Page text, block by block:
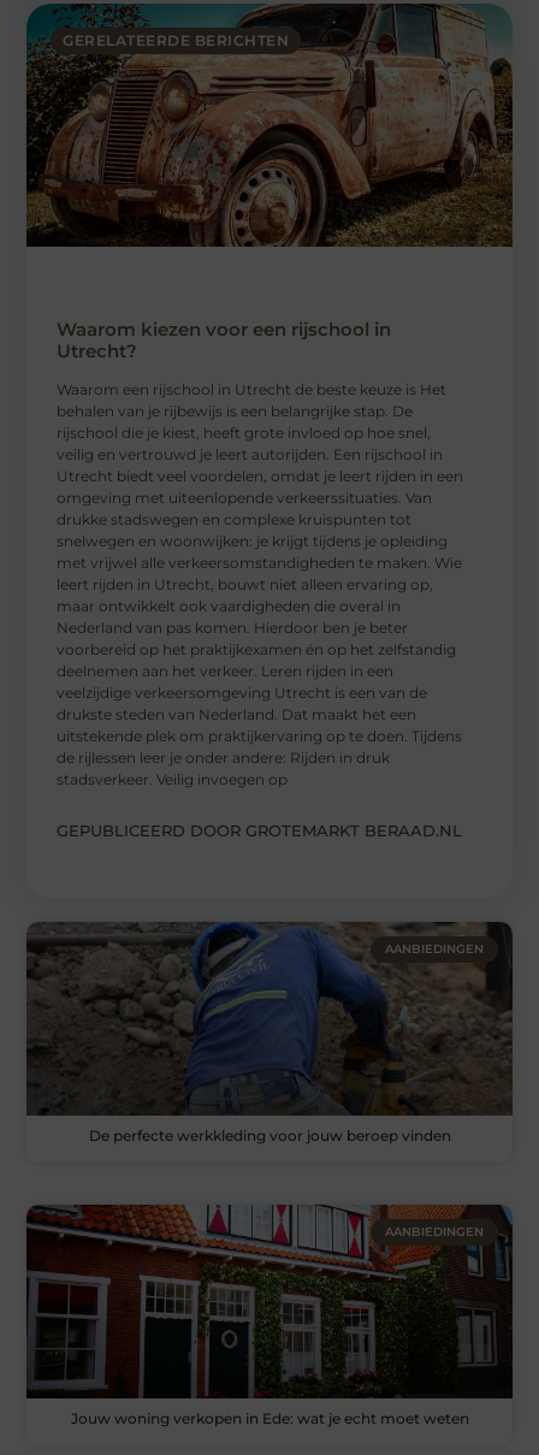
GERELATEERDE BERICHTEN
Waarom kiezen voor een rijschool in
Utrecht?
Waarom een ​​rijschool in Utrecht de beste keuze is Het
behalen van je rijbewijs is een belangrijke stap. De
rijschool die je kiest, heeft grote invloed op hoe snel,
veilig en vertrouwd je leert autorijden. Een rijschool in
Utrecht biedt veel voordelen, omdat je leert rijden in een
omgeving met uiteenlopende verkeerssituaties. Van
drukke stadswegen en complexe kruispunten tot
snelwegen en woonwijken: je krijgt tijdens je opleiding
met vrijwel alle verkeersomstandigheden te maken. Wie
leert rijden in Utrecht, bouwt niet alleen ervaring op,
maar ontwikkelt ook vaardigheden die overal in
Nederland van pas komen. Hierdoor ben je beter
voorbereid op het praktijkexamen én op het zelfstandig
deelnemen aan het verkeer. Leren rijden in een
veelzijdige verkeersomgeving Utrecht is een van de
drukste steden van Nederland. Dat maakt het een
uitstekende plek om praktijkervaring op te doen. Tijdens
de rijlessen leer je onder andere: Rijden in druk
stadsverkeer. Veilig invoegen op
GEPUBLICEERD DOOR GROTEMARKT BERAAD.NL
AANBIEDINGEN
De perfecte werkkleding voor jouw beroep vinden
AANBIEDINGEN
Jouw woning verkopen in Ede: wat je echt moet weten